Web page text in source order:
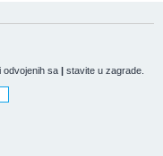
odvojenih sa | stavite u zagrade.